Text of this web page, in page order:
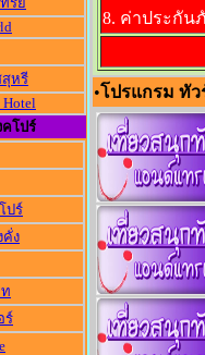
หรี
Hotel
คโปร์
ปร์
ง
ร์
8. ค่าประกัน
•โปรแกรม ทัว